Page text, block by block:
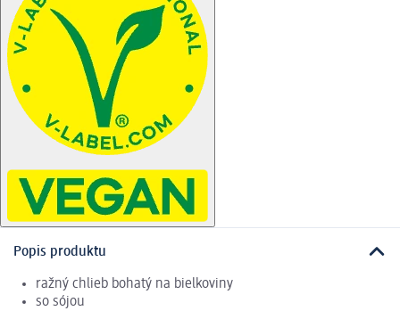
Popis produktu
ražný chlieb bohatý na bielkoviny
so sójou